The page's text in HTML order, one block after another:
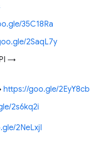
35C18Ra
2SaqL7y
→
https://goo.gle/2EyY8cb
2s6kq2i
2NeLxjI